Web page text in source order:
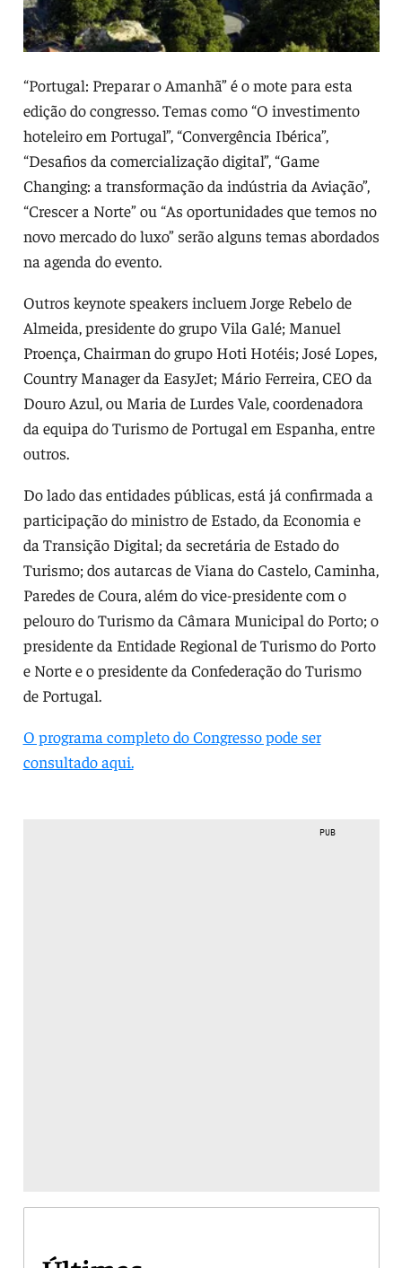
“Portugal: Preparar o Amanhã” é o mote para esta
edição do congresso. Temas como “O investimento
hoteleiro em Portugal”, “Convergência Ibérica”,
“Desafios da comercialização digital”, “Game
Changing: a transformação da indústria da Aviação”,
“Crescer a Norte” ou “As oportunidades que temos no
novo mercado do luxo” serão alguns temas abordados
na agenda do evento.
Outros keynote speakers incluem Jorge Rebelo de
Almeida, presidente do grupo Vila Galé; Manuel
Proença, Chairman do grupo Hoti Hotéis; José Lopes,
Country Manager da EasyJet; Mário Ferreira, CEO da
Douro Azul, ou Maria de Lurdes Vale, coordenadora
da equipa do Turismo de Portugal em Espanha, entre
outros.
Do lado das entidades públicas, está já confirmada a
participação do ministro de Estado, da Economia e
da Transição Digital; da secretária de Estado do
Turismo; dos autarcas de Viana do Castelo, Caminha,
Paredes de Coura, além do vice-presidente com o
pelouro do Turismo da Câmara Municipal do Porto; o
presidente da Entidade Regional de Turismo do Porto
e Norte e o presidente da Confederação do Turismo
de Portugal.
O programa completo do Congresso pode ser
consultado aqui.
PUB